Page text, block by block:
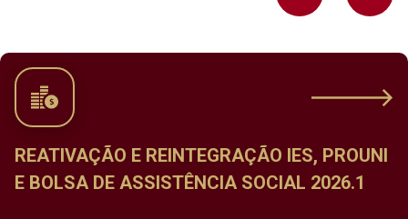
Previous
REATIVAÇÃO E REINTEGRAÇÃO IES, PROUNI
E BOLSA DE ASSISTÊNCIA SOCIAL 2026.1